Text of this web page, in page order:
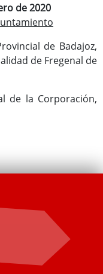
de 2020
de Badajoz,
de Fregenal de
de la Corporación,